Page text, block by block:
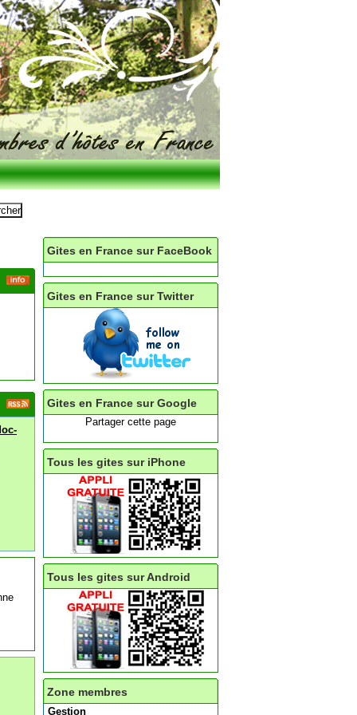
Gites en France sur FaceBook
Gites en France sur Twitter
Gites en France sur Google
Partager cette page
Tous les gites sur iPhone
Tous les gites sur Android
Zone membres
Gestion